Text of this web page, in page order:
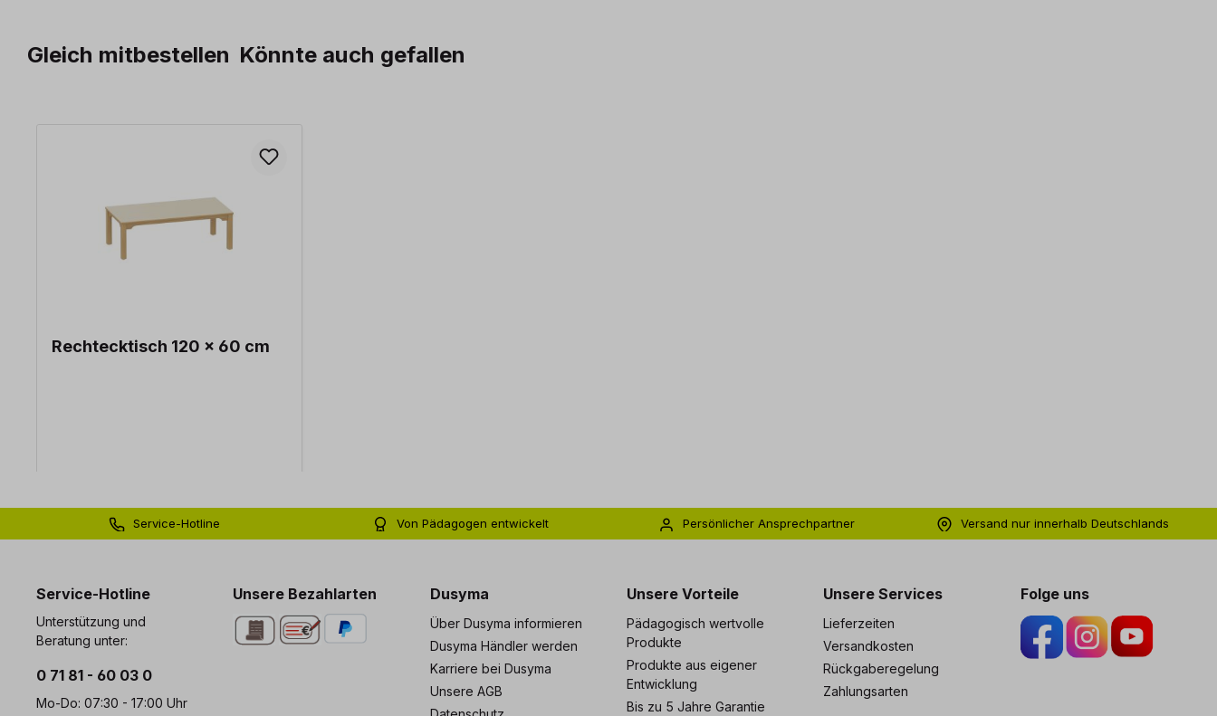
Gleich mitbestellen Könnte auch gefallen
Rechtecktisch 120 x 60 cm
Service-Hotline
Von Pädagogen entwickelt
Persönlicher Ansprechpartner
Versand nur innerhalb Deutschlands
Service-Hotline
Unterstützung und
Beratung unter:
0 71 81 - 60 03 0
Mo-Do: 07:30 - 17:00 Uhr
Unsere Bezahlarten Dusyma
Über Dusyma informieren
Dusyma Händler werden
Karriere bei Dusyma
Unsere AGB
Unsere Vorteile
Pädagogisch wertvolle
Produkte
Produkte aus eigener
Entwicklung
Bis zu 5 Jahre Garantie
Unsere Services
Lieferzeiten
Versandkosten
Rückgaberegelung
Zahlungsarten
Folge uns